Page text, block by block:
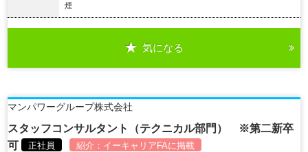
煙
気になる
マンパワーグループ株式会社
スタッフコンサルタント（テクニカル部門） ※第二新卒
可
正社員 紹介： イーキャリアFAに掲載